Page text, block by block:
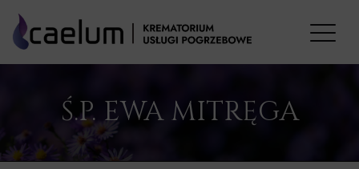
Ś.P. EWA MITRĘGA